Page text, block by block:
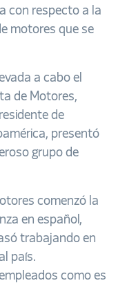
con respecto a la
motores que se
a cabo el
de Motores,
de
presentó
grupo de
comenzó la
en español,
trabajando en
país.
como es